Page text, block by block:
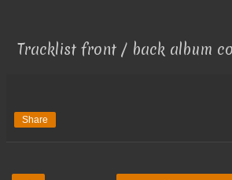
Tracklist front / back album
Share